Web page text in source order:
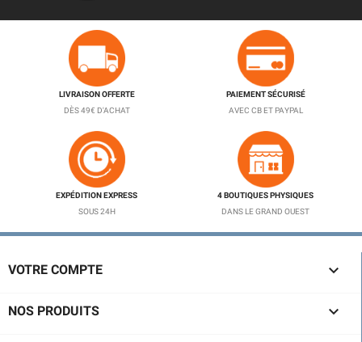
LIVRAISON OFFERTE
DÈS 49€ D'ACHAT
PAIEMENT SÉCURISÉ
AVEC CB ET PAYPAL
EXPÉDITION EXPRESS
SOUS 24H
4 BOUTIQUES PHYSIQUES
DANS LE GRAND OUEST
VOTRE COMPTE 
NOS PRODUITS 